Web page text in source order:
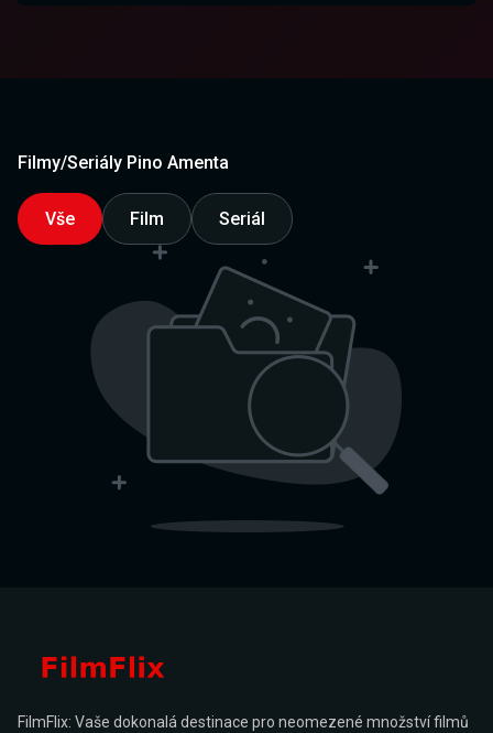
Filmy/Seriály Pino Amenta
Vše Film Seriál
FilmFlix: Vaše dokonalá destinace pro neomezené množství filmů